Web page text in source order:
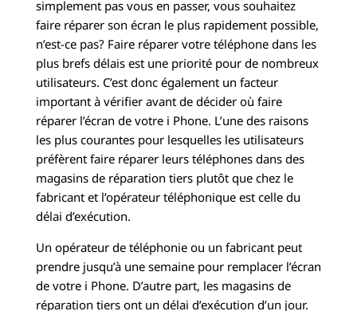
simplement pas vous en passer, vous souhaitez
faire réparer son écran le plus rapidement possible,
n’est-ce pas? Faire réparer votre téléphone dans les
plus brefs délais est une priorité pour de nombreux
utilisateurs. C’est donc également un facteur
important à vérifier avant de décider où faire
réparer l’écran de votre i Phone. L’une des raisons
les plus courantes pour lesquelles les utilisateurs
préfèrent faire réparer leurs téléphones dans des
magasins de réparation tiers plutôt que chez le
fabricant et l’opérateur téléphonique est celle du
délai d’exécution.
Un opérateur de téléphonie ou un fabricant peut
prendre jusqu’à une semaine pour remplacer l’écran
de votre i Phone. D’autre part, les magasins de
réparation tiers ont un délai d’exécution d’un jour.